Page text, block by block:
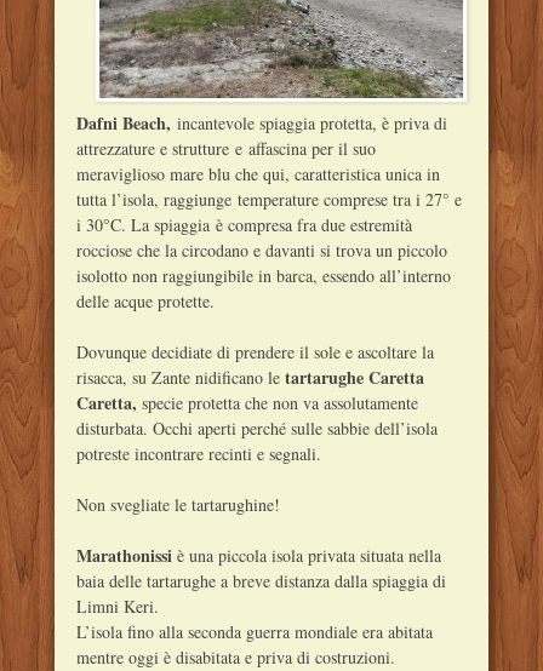
Dafni Beach, incantevole spiaggia protetta, è priva di
attrezzature e strutture e affascina per il suo
meraviglioso mare blu che qui, caratteristica unica in
tutta l’isola, raggiunge temperature comprese tra i 27° e
i 30°C. La spiaggia è compresa fra due estremità
rocciose che la circodano e davanti si trova un piccolo
isolotto non raggiungibile in barca, essendo all’interno
delle acque protette.
Dovunque decidiate di prendere il sole e ascoltare la
risacca, su Zante nidificano le tartarughe Caretta
Caretta, specie protetta che non va assolutamente
disturbata. Occhi aperti perché sulle sabbie dell’isola
potreste incontrare recinti e segnali.
Non svegliate le tartarughine!
Marathonissiè una piccola isola privata situata nella
baia delle tartarughe a breve distanza dalla spiaggia di
Limni Keri.
L’isola fino alla seconda guerra mondiale era abitata
mentre oggi è disabitata e priva di costruzioni.